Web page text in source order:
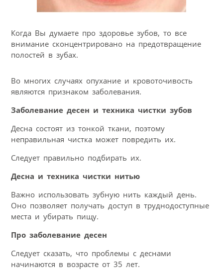
Когда Вы думаете про здоровье зубов, то все
внимание сконцентрировано на предотвращение
полостей в зубах.
Во многих случаях опухание и кровоточивость
являются признаком заболевания.
Заболевание десен и техника чистки зубов
Десна состоят из тонкой ткани, поэтому
неправильная чистка может повредить их.
Следует правильно подбирать их.
Десна и техника чистки нитью
Важно использовать зубную нить каждый день.
Оно позволяет получать доступ в труднодоступные
места и убирать пищу.
Про заболевание десен
Следует сказать, что проблемы с деснами
начинаются в возрасте от 35 лет.